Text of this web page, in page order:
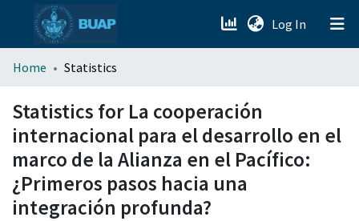
Log In (current)
menu.section.about_menu
All of DSpace
Home Statistics
Statistics for La cooperación
internacional para el desarrollo en el
marco de la Alianza en el Pacífico:
¿Primeros pasos hacia una
integración profunda?